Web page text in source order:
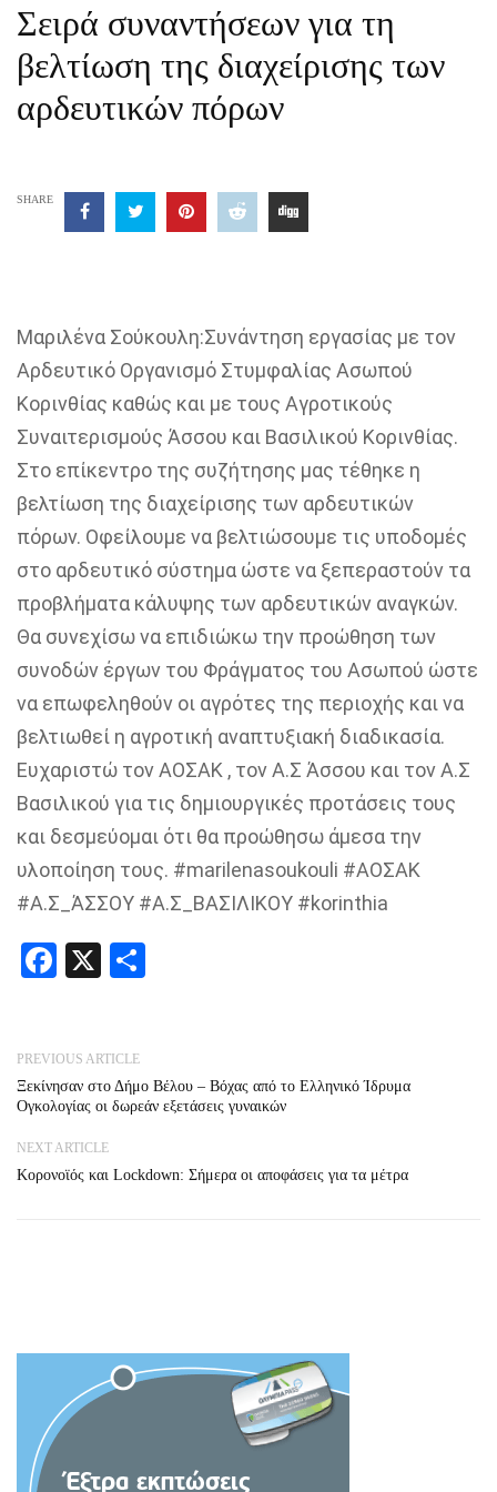
Σειρά συναντήσεων για τη
βελτίωση της διαχείρισης των
αρδευτικών πόρων
SHARE
Μαριλένα Σούκουλη:Συνάντηση εργασίας με τον
Αρδευτικό Οργανισμό Στυμφαλίας Ασωπού
Κορινθίας καθώς και με τους Αγροτικούς
Συναιτερισμούς Άσσου και Βασιλικού Κορινθίας.
Στο επίκεντρο της συζήτησης μας τέθηκε η
βελτίωση της διαχείρισης των αρδευτικών
πόρων. Οφείλουμε να βελτιώσουμε τις υποδομές
στο αρδευτικό σύστημα ώστε να ξεπεραστούν τα
προβλήματα κάλυψης των αρδευτικών αναγκών.
Θα συνεχίσω να επιδιώκω την προώθηση των
συνοδών έργων του Φράγματος του Ασωπού ώστε
να επωφεληθούν οι αγρότες της περιοχής και να
βελτιωθεί η αγροτική αναπτυξιακή διαδικασία.
Ευχαριστώ τον ΑΟΣΑΚ , τον Α.Σ Άσσου και τον Α.Σ
Βασιλικού για τις δημιουργικές προτάσεις τους
και δεσμεύομαι ότι θα προώθησω άμεσα την
υλοποίηση τους. #marilenasoukouli #ΑΟΣΑΚ
#Α.Σ_ΆΣΣΟΥ #Α.Σ_ΒΑΣΙΛΙΚΟΥ #korinthia
Facebook
X
PREVIOUS ARTICLE
Ξεκίνησαν στο Δήμο Βέλου – Βόχας από το Ελληνικό Ίδρυμα
Ογκολογίας οι δωρεάν εξετάσεις γυναικών
NEXT ARTICLE
Κορονοϊός και Lockdown: Σήμερα οι αποφάσεις για τα μέτρα